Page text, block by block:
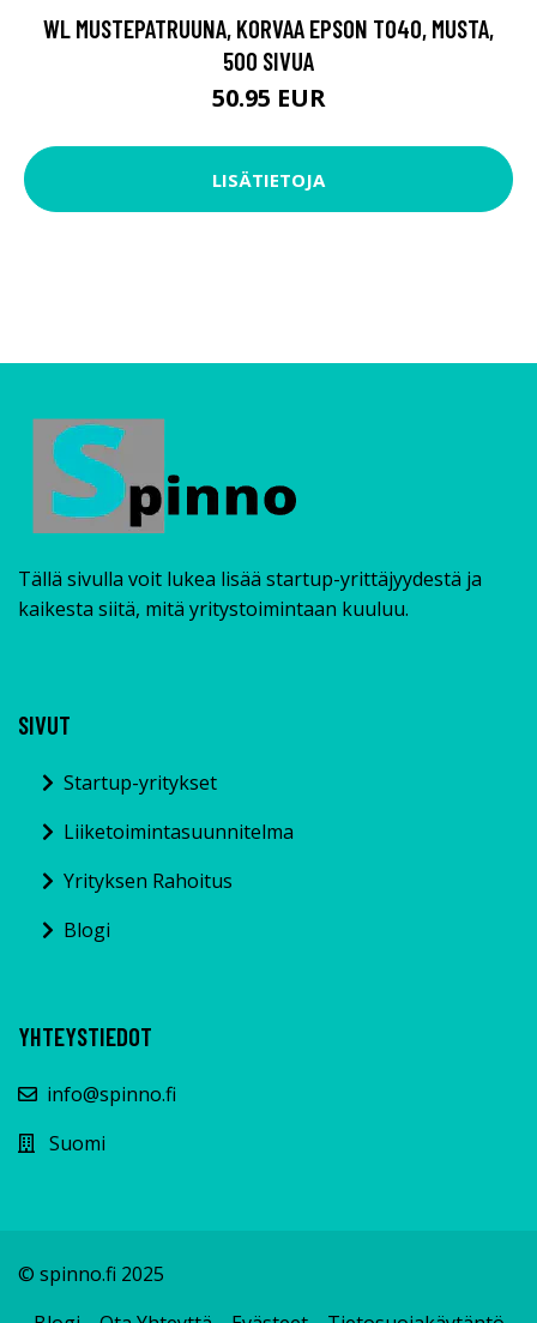
WL MUSTEPATRUUNA, KORVAA EPSON T040, MUSTA,
500 SIVUA
50.95 EUR
LISÄTIETOJA
Tällä sivulla voit lukea lisää startup-yrittäjyydestä ja
kaikesta siitä, mitä yritystoimintaan kuuluu.
SIVUT
Startup-yritykset
Liiketoimintasuunnitelma
Yrityksen Rahoitus
Blogi
YHTEYSTIEDOT
info@spinno.fi
Suomi
© spinno.fi 2025